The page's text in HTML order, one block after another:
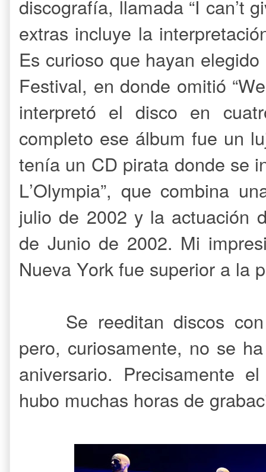
discografía, llamada “I can’t
extras incluye la
Es curioso que hayan
Festival, en donde omitió
interpretó el disco en
completo ese álbum fue un
tenía un CD pirata donde se
L’Olympia”, que combina
julio de 2002 y la actuación
de Junio de 2002. Mi
Nueva York fue superior a
Se reeditan discos
pero, curiosamente, no se
aniversario. Precisamente
hubo muchas horas de